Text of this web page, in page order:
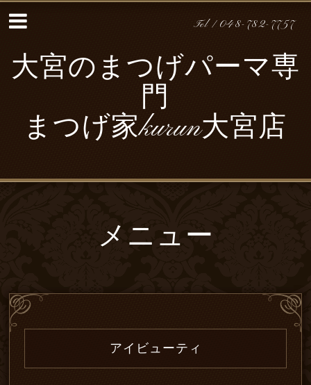
Tel / 048-782-7757
大宮のまつげパーマ専
門
まつげ家kurun大宮店
メニュー
アイビューティ